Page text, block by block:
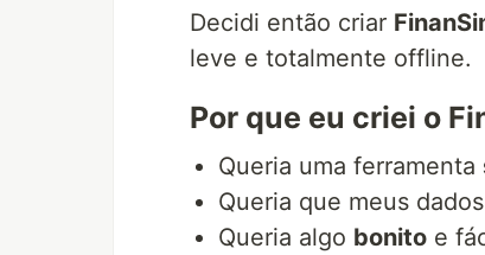
Decidi então criar
leve e totalmente offline.
Por que eu criei o
Queria uma ferramenta
Queria que meus
Queria algo bonito e